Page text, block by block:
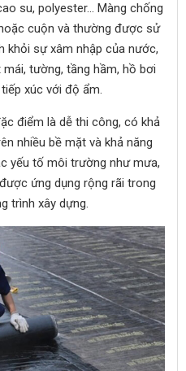
su, polyester… Màng chống
cuộn và thường được sử
khỏi sự xâm nhập của nước,
tường, tầng hầm, hồ bơi
xúc với độ ẩm.
điểm là dễ thi công, có khả
nhiều bề mặt và khả năng
yếu tố môi trường như mưa,
ứng dụng rộng rãi trong
trình xây dựng.